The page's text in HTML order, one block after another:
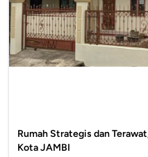
Rumah Strategis dan
Kota JAMBI